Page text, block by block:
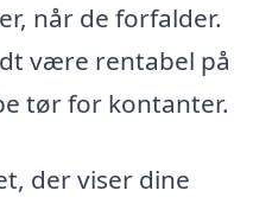
når de forfalder.
være rentabel på
tør for kontanter.
der viser dine